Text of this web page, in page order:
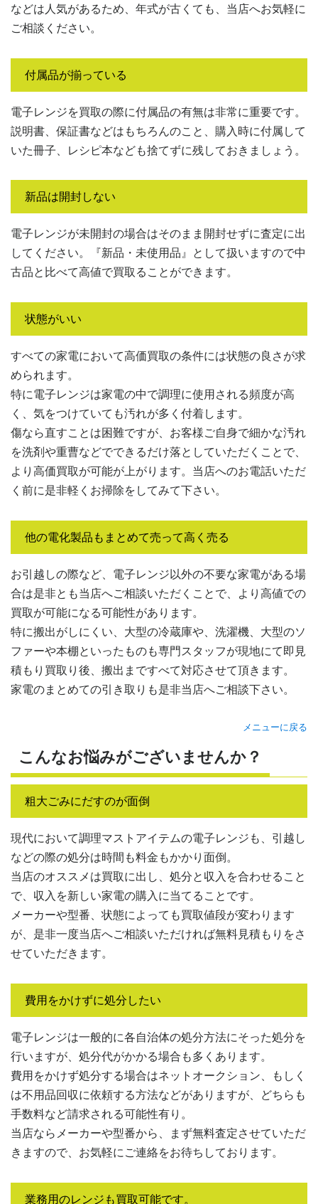
などは人気があるため、年式が古くても、当店へお気軽に
ご相談ください。
付属品が揃っている
電子レンジを買取の際に付属品の有無は非常に重要です。
説明書、保証書などはもちろんのこと、購入時に付属して
いた冊子、レシピ本なども捨てずに残しておきましょう。
新品は開封しない
電子レンジが未開封の場合はそのまま開封せずに査定に出
してください。『新品・未使用品』として扱いますので中
古品と比べて高値で買取ることができます。
状態がいい
すべての家電において高価買取の条件には状態の良さが求
められます。
特に電子レンジは家電の中で調理に使用される頻度が高
く、気をつけていても汚れが多く付着します。
傷なら直すことは困難ですが、お客様ご自身で細かな汚れ
を洗剤や重曹などでできるだけ落としていただくことで、
より高価買取が可能が上がります。当店へのお電話いただ
く前に是非軽くお掃除をしてみて下さい。
他の電化製品もまとめて売って高く売る
お引越しの際など、電子レンジ以外の不要な家電がある場
合は是非とも当店へご相談いただくことで、より高値での
買取が可能になる可能性があります。
特に搬出がしにくい、大型の冷蔵庫や、洗濯機、大型のソ
ファーや本棚といったものも専門スタッフが現地にて即見
積もり買取り後、搬出まですべて対応させて頂きます。
家電のまとめての引き取りも是非当店へご相談下さい。
メニューに戻る
こんなお悩みがございませんか？
粗大ごみにだすのが面倒
現代において調理マストアイテムの電子レンジも、引越し
などの際の処分は時間も料金もかかり面倒。
当店のオススメは買取に出し、処分と収入を合わせること
で、収入を新しい家電の購入に当てることです。
メーカーや型番、状態によっても買取値段が変わります
が、是非一度当店へご相談いただければ無料見積もりをさ
せていただきます。
費用をかけずに処分したい
電子レンジは一般的に各自治体の処分方法にそった処分を
行いますが、処分代がかかる場合も多くあります。
費用をかけず処分する場合はネットオークション、もしく
は不用品回収に依頼する方法などがありますが、どちらも
手数料など請求される可能性有り。
当店ならメーカーや型番から、まず無料査定させていただ
きますので、お気軽にご連絡をお待ちしております。
業務用のレンジも買取可能です。